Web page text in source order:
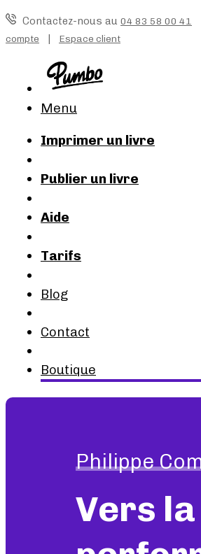
Contactez-nous au 04 83 58 00 41
compte | Espace client
Menu
Imprimer un livre
Publier un livre
Aide
Tarifs
Blog
Contact
Boutique
Philippe
Vers la